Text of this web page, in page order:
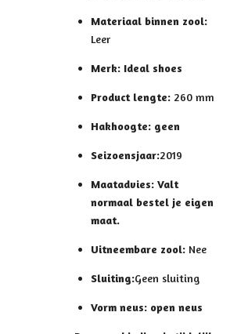
Materiaal binnen zool:
Leer
Merk: Ideal shoes
Product lengte: 260 mm
Hakhoogte: geen
Seizoensjaar:2019
Maatadvies: Valt
normaal bestel je eigen
maat.
Uitneembare zool: Nee
Sluiting:Geen sluiting
Vorm neus: open neus